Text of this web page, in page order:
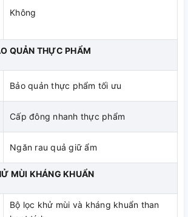
Không
QUẢN THỰC PHẨM
Bảo quản thực phẩm tối ưu
Cấp đông nhanh thực phẩm
Ngăn rau quả giữ ẩm
MÙI KHÁNG KHUẨN
Bộ lọc khử mùi và kháng khuẩn than